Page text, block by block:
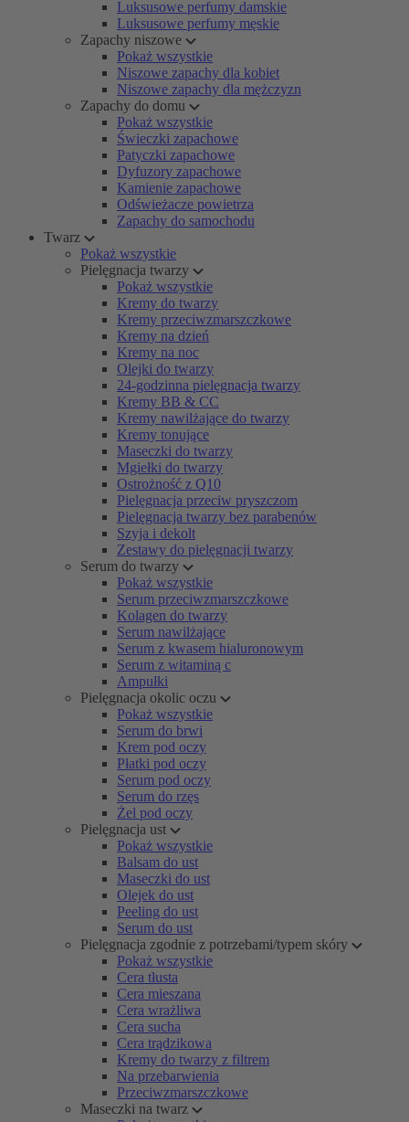
Luksusowe perfumy damskie
Luksusowe perfumy męskie
Zapachy niszowe
Pokaż wszystkie
Niszowe zapachy dla kobiet
Niszowe zapachy dla mężczyzn
Zapachy do domu
Pokaż wszystkie
Świeczki zapachowe
Patyczki zapachowe
Dyfuzory zapachowe
Kamienie zapachowe
Odświeżacze powietrza
Zapachy do samochodu
Twarz
Pokaż wszystkie
Pielęgnacja twarzy
Pokaż wszystkie
Kremy do twarzy
Kremy przeciwzmarszczkowe
Kremy na dzień
Kremy na noc
Olejki do twarzy
24-godzinna pielęgnacja twarzy
Kremy BB & CC
Kremy nawilżające do twarzy
Kremy tonujące
Maseczki do twarzy
Mgiełki do twarzy
Ostrożność z Q10
Pielęgnacja przeciw pryszczom
Pielęgnacja twarzy bez parabenów
Szyja i dekolt
Zestawy do pielęgnacji twarzy
Serum do twarzy
Pokaż wszystkie
Serum przeciwzmarszczkowe
Kolagen do twarzy
Serum nawilżające
Serum z kwasem hialuronowym
Serum z witaminą c
Ampułki
Pielęgnacja okolic oczu
Pokaż wszystkie
Serum do brwi
Krem pod oczy
Płatki pod oczy
Serum pod oczy
Serum do rzęs
Żel pod oczy
Pielęgnacja ust
Pokaż wszystkie
Balsam do ust
Maseczki do ust
Olejek do ust
Peeling do ust
Serum do ust
Pielęgnacja zgodnie z potrzebami/typem skóry
Pokaż wszystkie
Cera tłusta
Cera mieszana
Cera wrażliwa
Cera sucha
Cera trądzikowa
Kremy do twarzy z filtrem
Na przebarwienia
Przeciwzmarszczkowe
Maseczki na twarz